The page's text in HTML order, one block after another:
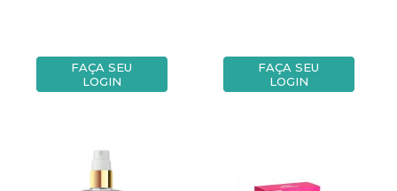
FAÇA SEU
LOGIN
FAÇA SEU
LOGIN